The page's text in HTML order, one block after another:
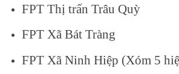
FPT Thị trấn Trâu Quỳ
FPT Xã Bát Tràng
FPT Xã Ninh Hiệp (Xóm 5